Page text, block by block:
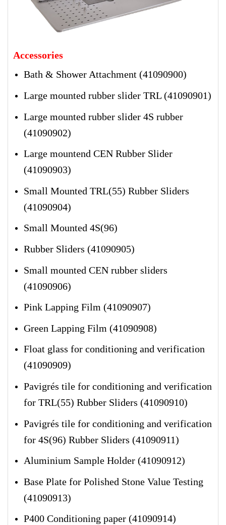
Accessories
Bath & Shower Attachment (41090900)
Large mounted rubber slider TRL (41090901)
Large mounted rubber slider 4S rubber
(41090902)
Large mountend CEN Rubber Slider
(41090903)
Small Mounted TRL(55) Rubber Sliders
(41090904)
Small Mounted 4S(96)
Rubber Sliders (41090905)
Small mounted CEN rubber sliders
(41090906)
Pink Lapping Film (41090907)
Green Lapping Film (41090908)
Float glass for conditioning and verification
(41090909)
Pavigrés tile for conditioning and verification
for TRL(55) Rubber Sliders (41090910)
Pavigrés tile for conditioning and verification
for 4S(96) Rubber Sliders (41090911)
Aluminium Sample Holder (41090912)
Base Plate for Polished Stone Value Testing
(41090913)
P400 Conditioning paper (41090914)